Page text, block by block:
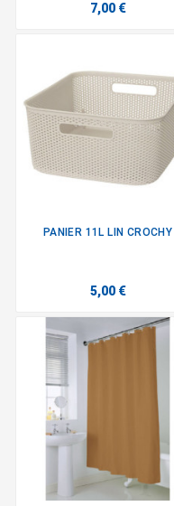
7,00 €
PANIER 11L LIN CROCHY
5,00 €